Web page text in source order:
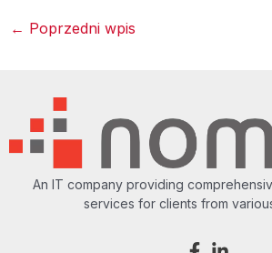
← Poprzedni wpis
An IT company providing
services for clients from